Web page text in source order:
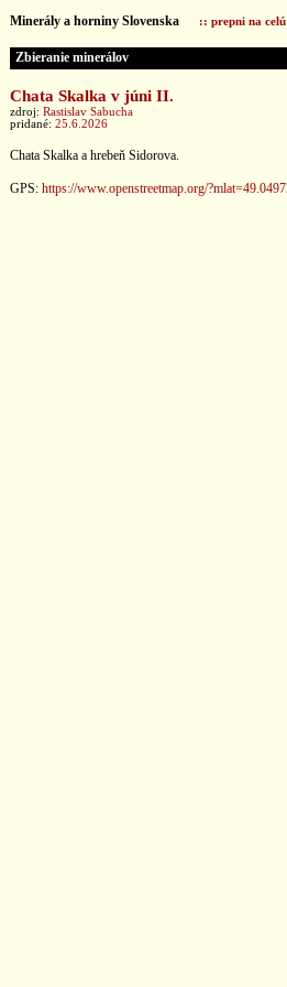
Minerály a horniny Slovenska :: prepni na
Zbieranie minerálov
Chata Skalka v júni II.
zdroj: Rastislav Sabucha
pridané: 25.6.2026
Chata Skalka a hrebeň Sidorova.
GPS: https://www.openstreetmap.org/